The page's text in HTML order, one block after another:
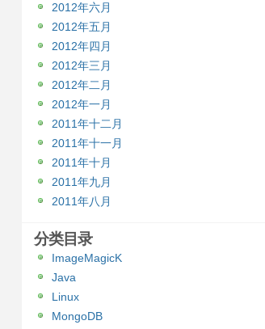
2012年六月
2012年五月
2012年四月
2012年三月
2012年二月
2012年一月
2011年十二月
2011年十一月
2011年十月
2011年九月
2011年八月
分类目录
ImageMagicK
Java
Linux
MongoDB